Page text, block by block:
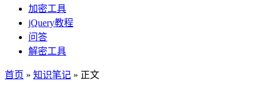
加密工具
jQuery教程
问答
解密工具
首页 » 知识笔记 » 正文